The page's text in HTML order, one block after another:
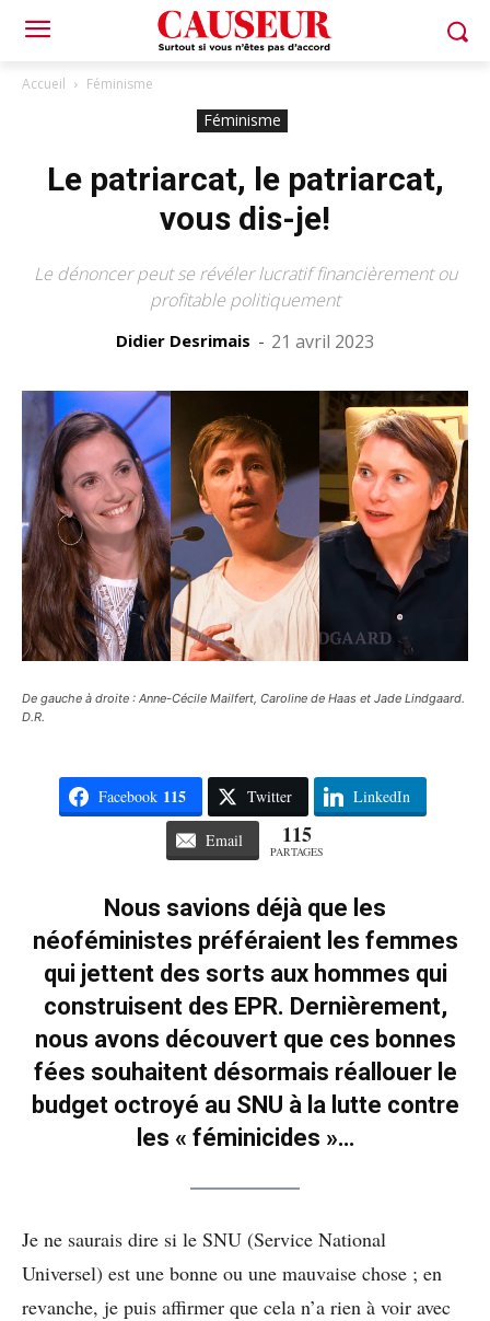
Accueil Féminisme
Féminisme
Le patriarcat, le patriarcat,
vous dis-je!
Le dénoncer peut se révéler lucratif financièrement ou
profitable politiquement
Didier Desrimais - 21 avril 2023
De gauche à droite : Anne-Cécile Mailfert, Caroline de Haas et Jade Lindgaard.
D.R.
Facebook 115 Twitter LinkedIn
Email 115
PARTAGES
Nous savions déjà que les
néoféministes préféraient les femmes
qui jettent des sorts aux hommes qui
construisent des EPR. Dernièrement,
nous avons découvert que ces bonnes
fées souhaitent désormais réallouer le
budget octroyé au SNU à la lutte contre
les « féminicides »…
Je ne saurais dire si le SNU (Service National
Universel) est une bonne ou une mauvaise chose ; en
revanche, je puis affirmer que cela n’a rien à voir avec